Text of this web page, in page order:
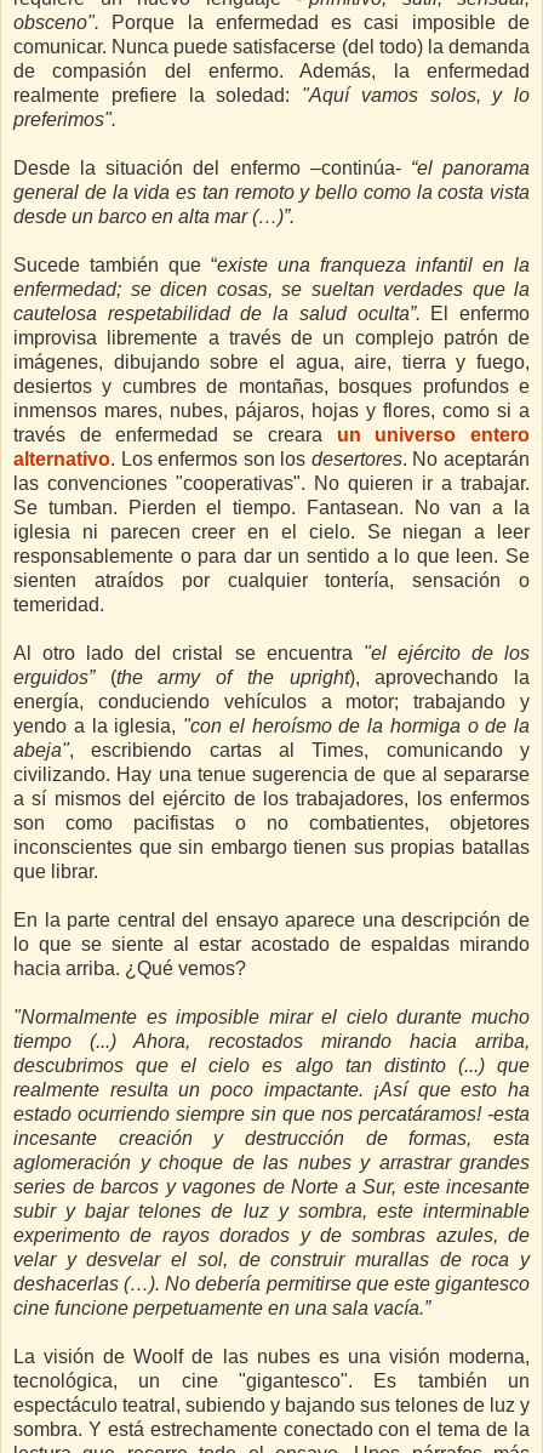
obsceno". Porque la enfermedad es casi imposible de
comunicar. Nunca puede satisfacerse (del todo) la demanda
de compasión del enfermo. Además, la enfermedad
realmente prefiere la soledad: "Aquí vamos solos, y lo
preferimos".
Desde la situación del enfermo –continúa- “el panorama
general de la vida es tan remoto y bello como la costa vista
desde un barco en alta mar (…)”.
Sucede también que “existe una franqueza infantil en la
enfermedad; se dicen cosas, se sueltan verdades que la
cautelosa respetabilidad de la salud oculta”.
El enfermo
improvisa libremente a través de un complejo patrón de
imágenes, dibujando sobre el agua, aire, tierra y fuego,
desiertos y cumbres de montañas, bosques profundos e
inmensos mares, nubes, pájaros, hojas y flores, como si a
través de enfermedad se creara un universo entero
alternativo. Los enfermos son los desertores. No aceptarán
las convenciones "cooperativas". No quieren ir a trabajar.
Se tumban. Pierden el tiempo. Fantasean. No van a la
iglesia ni parecen creer en el cielo. Se niegan a leer
responsablemente o para dar un sentido a lo que leen. Se
sienten atraídos por cualquier tontería, sensación o
temeridad.
Al otro lado del cristal se encuentra "el ejército de los
erguidos”(the army of the upright), aprovechando la
energía, conduciendo vehículos a motor; trabajando y
yendo a la iglesia, "con el heroísmo de la hormiga o de la
abeja", escribiendo cartas al Times, comunicando y
civilizando. Hay una tenue sugerencia de que al separarse
a sí mismos del ejército de los trabajadores, los enfermos
son como pacifistas o no combatientes, objetores
inconscientes que sin embargo tienen sus propias batallas
que librar.
En la parte central del ensayo aparece una descripción de
lo que se siente al estar acostado de espaldas mirando
hacia arriba. ¿Qué vemos?
"Normalmente es imposible mirar el cielo durante mucho
tiempo
(...) Ahora, recostados mirando hacia arriba,
descubrimos que el cielo es algo tan distinto (...) que
realmente resulta un poco impactante. ¡Así que esto ha
estado ocurriendo siempre sin que nos percatáramos! -esta
incesante creación y destrucción de formas, esta
aglomeración y choque de las nubes y arrastrar grandes
series de barcos y vagones de Norte a Sur, este incesante
subir y bajar telones de luz y sombra, este interminable
experimento de rayos dorados y de sombras azules, de
velar y desvelar el sol, de construir murallas de roca y
deshacerlas (…). No debería permitirse que este gigantesco
cine funcione perpetuamente en una sala vacía.”
La visión de Woolf de las nubes es una visión moderna,
tecnológica, un cine "gigantesco". Es también un
espectáculo teatral, subiendo y bajando sus telones de luz y
sombra. Y está estrechamente conectado con el tema de la